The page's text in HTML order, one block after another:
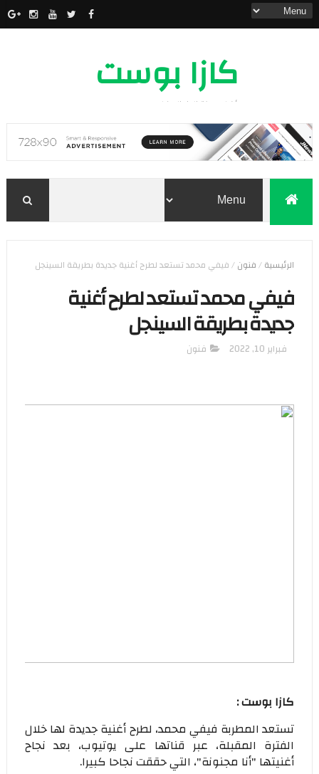
كازا بوست
أخبار مدينة الدار البيضاء
الرئيسية/فنون/فيفي محمد تستعد لطرح أغنية جديدة بطريقة السينجل
فيفي محمد تستعد لطرح أغنية
جديدة بطريقة السينجل
فبراير 10, 2022 فنون
كازا بوست :
تستعد المطربة فيفي محمد، لطرح أغنية جديدة لها خلال
الفترة المقبلة، عبر قناتها على يوتيوب، بعد نجاح
أغنيتها "أنا مجنونة"، التي حققت نجاحا كبيرا.